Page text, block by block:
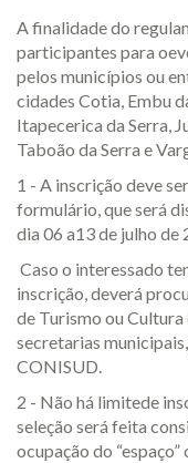
A finalidade do
participantes para
pelos municípios ou
cidades Cotia, Embu
Itapecerica da Serra,
Taboão da Serra e
1 - A inscrição deve
formulário, que será
dia 06 a13 de julho de
Caso o interessado
inscrição, deverá
de Turismo ou Cultura
secretarias
CONISUD.
2 - Não há limitede
seleção será feita
ocupação do